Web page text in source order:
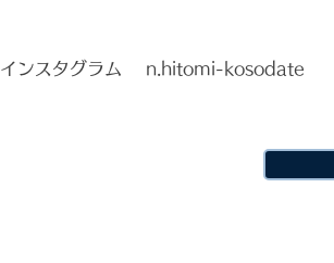
インスタグラム n.hitomi-